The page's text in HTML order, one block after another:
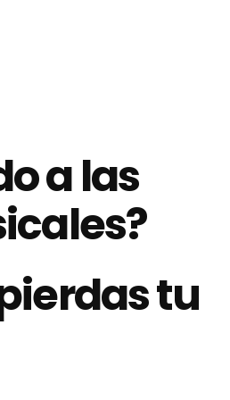
a las
tu